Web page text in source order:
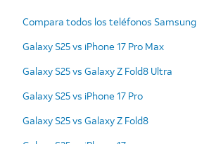
Compara todos los teléfonos Samsung
Galaxy S25 vs iPhone 17 Pro Max
Galaxy S25 vs Galaxy Z Fold8 Ultra
Galaxy S25 vs iPhone 17 Pro
Galaxy S25 vs Galaxy Z Fold8